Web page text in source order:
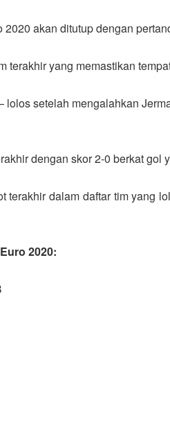
akan ditutup dengan
terakhir yang memastikan
setelah mengalahkan
dengan skor 2-0 berkat gol
terakhir dalam daftar tim yang
2020: